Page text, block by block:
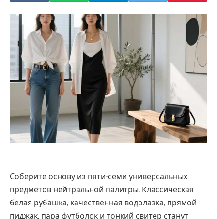
Соберите основу из пяти-семи универсальных
предметов нейтральной палитры. Классическая
белая рубашка, качественная водолазка, прямой
пиджак, пара футболок и тонкий свитер станут